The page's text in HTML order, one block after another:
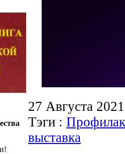
27 Августа
Тэги :
выставка